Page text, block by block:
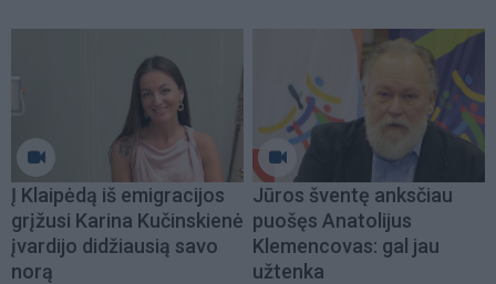
Į Klaipėdą iš emigracijos
grįžusi Karina Kučinskienė
įvardijo didžiausią savo
norą
Jūros šventę anksčiau
puošęs Anatolijus
Klemencovas: gal jau
užtenka